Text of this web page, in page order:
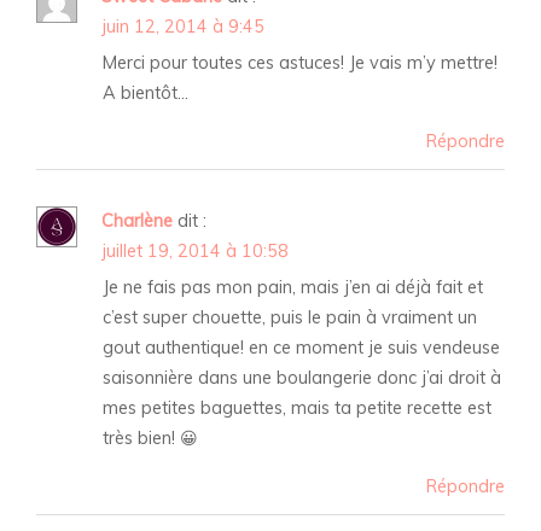
juin 12, 2014 à 9:45
Merci pour toutes ces astuces! Je vais m’y mettre!
A bientôt…
Répondre
Charlène dit :
juillet 19, 2014 à 10:58
Je ne fais pas mon pain, mais j’en ai déjà fait et
c’est super chouette, puis le pain à vraiment un
gout authentique! en ce moment je suis vendeuse
saisonnière dans une boulangerie donc j’ai droit à
mes petites baguettes, mais ta petite recette est
très bien! 😀
Répondre